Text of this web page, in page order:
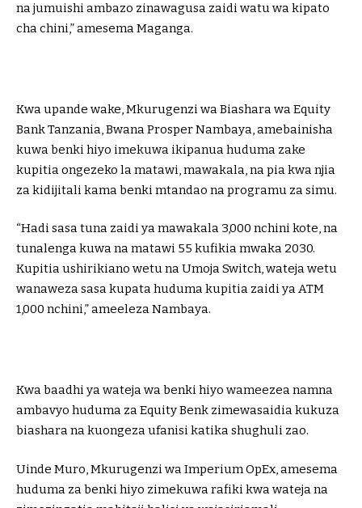
na jumuishi ambazo zinawagusa zaidi watu wa kipato
cha chini,” amesema Maganga.
Kwa upande wake, Mkurugenzi wa Biashara wa Equity
Bank Tanzania, Bwana Prosper Nambaya, amebainisha
kuwa benki hiyo imekuwa ikipanua huduma zake
kupitia ongezeko la matawi, mawakala, na pia kwa njia
za kidijitali kama benki mtandao na programu za simu.
“Hadi sasa tuna zaidi ya mawakala 3,000 nchini kote, na
tunalenga kuwa na matawi 55 kufikia mwaka 2030.
Kupitia ushirikiano wetu na Umoja Switch, wateja wetu
wanaweza sasa kupata huduma kupitia zaidi ya ATM
1,000 nchini,” ameeleza Nambaya.
Kwa baadhi ya wateja wa benki hiyo wameezea namna
ambavyo huduma za Equity Benk zimewasaidia kukuza
biashara na kuongeza ufanisi katika shughuli zao.
Uinde Muro, Mkurugenzi wa Imperium OpEx, amesema
huduma za benki hiyo zimekuwa rafiki kwa wateja na